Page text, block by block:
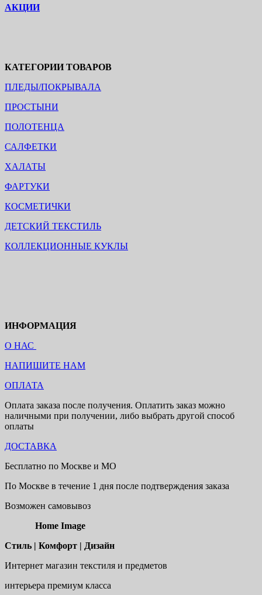
АКЦИИ
КАТЕГОРИИ ТОВАРОВ
ПЛЕДЫ/ПОКРЫВАЛА
ПРОСТЫНИ
ПОЛОТЕНЦА
САЛФЕТКИ
ХАЛАТЫ
ФАРТУКИ
КОСМЕТИЧКИ
ДЕТСКИЙ ТЕКСТИЛЬ
КОЛЛЕКЦИОННЫЕ КУКЛЫ
ИНФОРМАЦИЯ
О НАС
НАПИШИТЕ НАМ
ОПЛАТА
Оплата заказа после получения. Оплатить заказ можно
наличными при получении, либо выбрать другой способ
оплаты
ДОСТАВКА
Бесплатно по Москве и МО
По Москве в течение 1 дня после подтверждения заказа
Возможен самовывоз
Home Image
Стиль | Комфорт | Дизайн
Интернет магазин текстиля и предметов
интерьера премиум класса